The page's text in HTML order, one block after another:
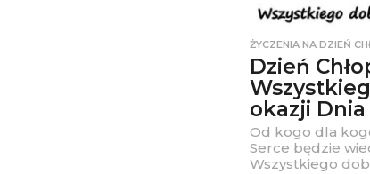
ŻYCZENIA NA DZIEŃ
Dzień
okazji Dnia
Od kogo dla
Serce będzie
Wszystkiego